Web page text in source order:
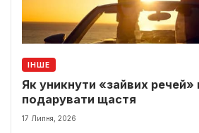
ІНШЕ
Як уникнути «зайвих речей»
подарувати щастя
17 Липня, 2026